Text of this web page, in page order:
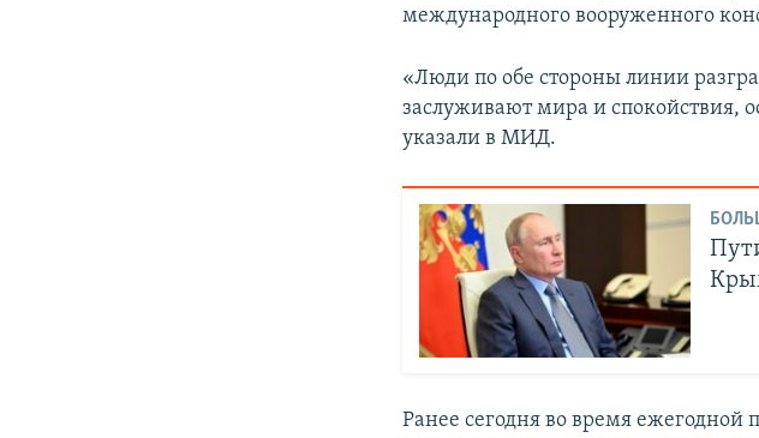
международного вооруженного
«Люди по обе стороны линии
заслуживают мира и спокойствия,
указали в МИД.
Ранее сегодня во время